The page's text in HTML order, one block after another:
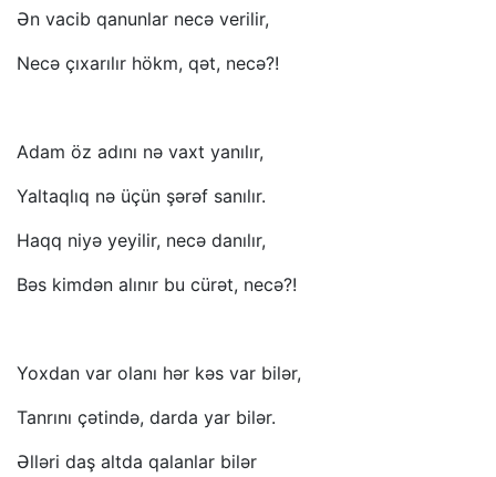
Ən vacib qanunlar necə verilir,
Necə çıxarılır hökm, qət, necə?!
Adam öz adını nə vaxt yanılır,
Yaltaqlıq nə üçün şərəf sanılır.
Haqq niyə yeyilir, necə danılır,
Bəs kimdən alınır bu cürət, necə?!
Yoxdan var olanı hər kəs var bilər,
Tanrını çətində, darda yar bilər.
Əlləri daş altda qalanlar bilər